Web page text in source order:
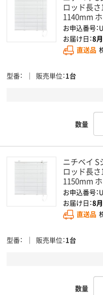
ロッド長
1140mm ホ
お申込番号：
お届け日：8
直送品
型番 販売単位 1台
数量
ニチベイ S
ロッド長
1150mm ホ
お申込番号：
お届け日：8
直送品
型番 販売単位 1台
数量